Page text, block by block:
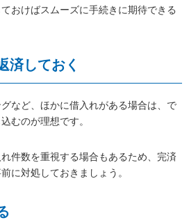
おけばスムーズに手続きに期待できる
済しておく
など、ほかに借入れがある場合は、で
むのが理想です。
件数を重視する場合もあるため、完済
に対処しておきましょう。